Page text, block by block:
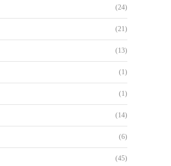
(24)
(21)
(13)
(1)
(1)
(14)
(6)
(45)